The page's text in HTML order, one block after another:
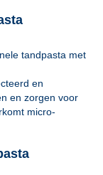
tandpasta met
en
en zorgen voor
micro-